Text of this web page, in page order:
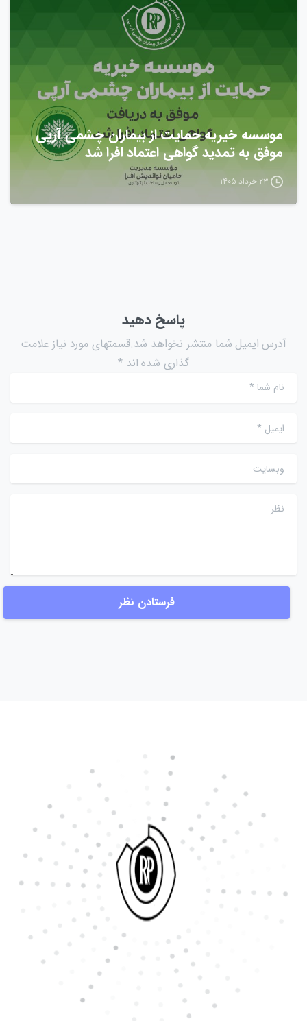
موسسه خیریه حمایت از بیماران چشمی آرپی
موفق به تمدید گواهی اعتماد افرا شد
۲۳ خرداد ۱۴۰۵
پاسخ دهید
آدرس ایمیل شما منتشر نخواهد شد.قسمتهای مورد نیاز علامت
گذاری شده اند *
نام شما *
ایمیل *
وبسایت
نظر